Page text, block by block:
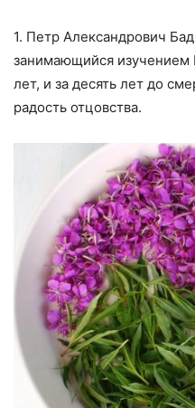
1. Петр Александрович
занимающийся изучением
лет, и за десять лет до
радость отцовства.